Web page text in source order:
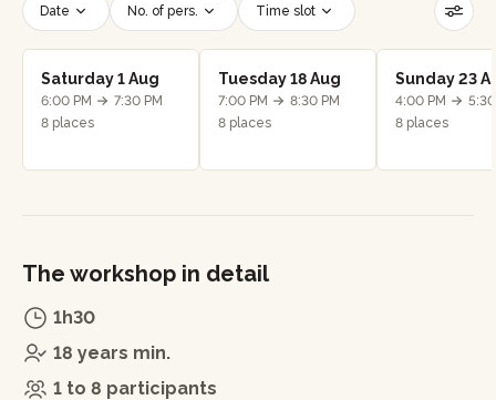
Date No. of pers. Time slot
Reset filters
Saturday 1 Aug
6:00 PM
7:30 PM
8 places
Tuesday 18 Aug
7:00 PM
8:30 PM
8 places
Sunday 23
4:00 PM
8 places
The workshop in detail
1h30
18 years min.
1 to 8 participants